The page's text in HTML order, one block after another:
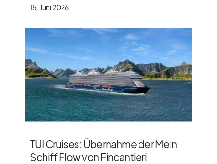
15. Juni 2026
TUI Cruises: Übernahme der Mein
Schiff Flow von Fincantieri